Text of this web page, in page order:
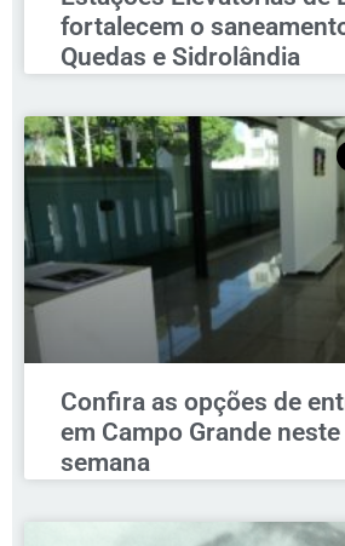
fortalecem o
Quedas e Sidrolândia
Confira as opções de
em Campo Grande
semana